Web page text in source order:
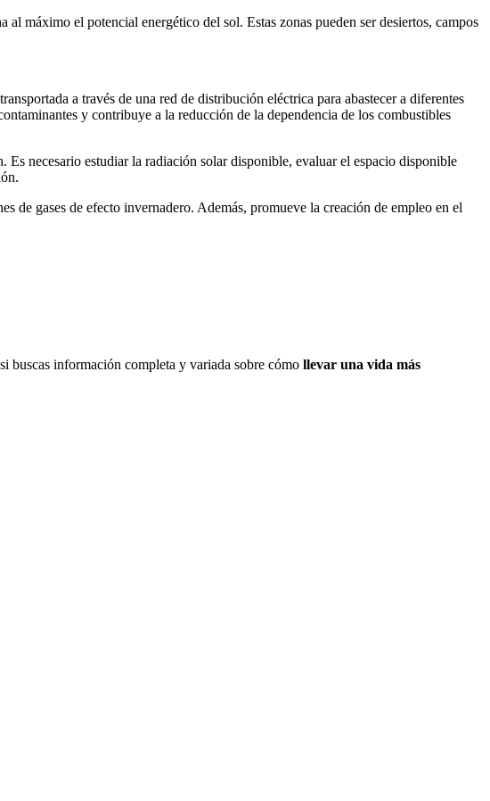
máximo el potencial energético del sol. Estas zonas pueden ser desiertos, campos
a través de una red de distribución eléctrica para abastecer a diferentes
y contribuye a la reducción de la dependencia de los combustibles
necesario estudiar la radiación solar disponible, evaluar el espacio disponible
de gases de efecto invernadero. Además, promueve la creación de empleo en el
buscas información completa y variada sobre cómo llevar una vida más